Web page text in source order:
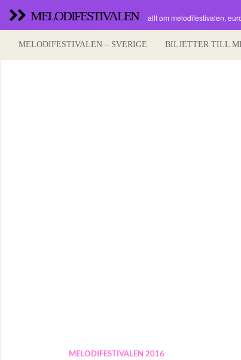
MELODIFESTIVALEN allt om melodifestivalen,
MELODIFESTIVALEN – SVERIGE BILJETTER TILL
MELODIFESTIVALEN 2016